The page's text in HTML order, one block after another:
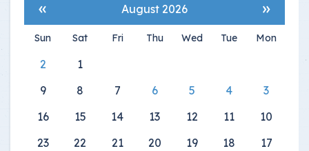
«
August 2026
»
Mon
Tue
Wed
Thu
Fri
Sat
Sun
1
2
3
4
5
6
7
8
9
10
11
12
13
14
15
16
17
18
19
20
21
22
23